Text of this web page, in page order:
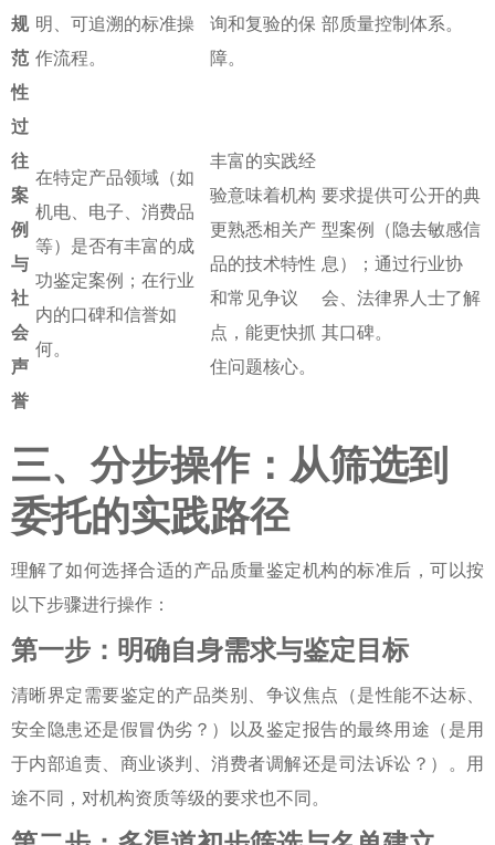
规
范
性
明、可追溯的标准操
作流程。
询和复验的保
障。
部质量控制体系。
过
往
案
例
与
社
会
声
誉
在特定产品领域（如
机电、电子、消费品
等）是否有丰富的成
功鉴定案例；在行业
内的口碑和信誉如
何。
丰富的实践经
验意味着机构
更熟悉相关产
品的技术特性
和常见争议
点，能更快抓
住问题核心。
要求提供可公开的典
型案例（隐去敏感信
息）；通过行业协
会、法律界人士了解
其口碑。
三、分步操作：从筛选到
委托的实践路径
理解了如何选择合适的产品质量鉴定机构的标准后，可以按
以下步骤进行操作：
第一步：明确自身需求与鉴定目标
清晰界定需要鉴定的产品类别、争议焦点（是性能不达标、
安全隐患还是假冒伪劣？）以及鉴定报告的最终用途（是用
于内部追责、商业谈判、消费者调解还是司法诉讼？）。用
途不同，对机构资质等级的要求也不同。